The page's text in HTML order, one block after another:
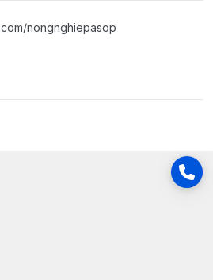
nongnghiepasop